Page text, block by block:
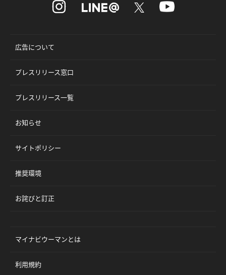
広告について
プレスリリース窓口
プレスリリース一覧
お知らせ
サイトポリシー
推奨環境
お詫びと訂正
マイナビウーマンとは
利用規約